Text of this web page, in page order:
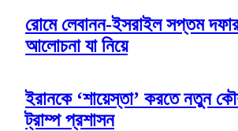
রোমে লেবানন-ইসরাইল সপ্তম
আলোচনা যা নিয়ে
ইরানকে ‘শায়েস্তা’ করতে নতুন
ট্রাম্প প্রশাসন